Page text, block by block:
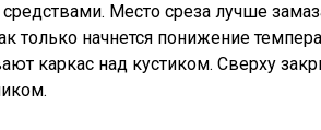
Место среза лучше
только начнется понижение
каркас над кустиком. Сверху